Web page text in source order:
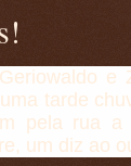
e
tarde
pela rua a
um diz ao